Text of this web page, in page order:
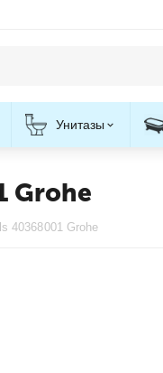
Унитазы
Grohe
40368001 Grohe